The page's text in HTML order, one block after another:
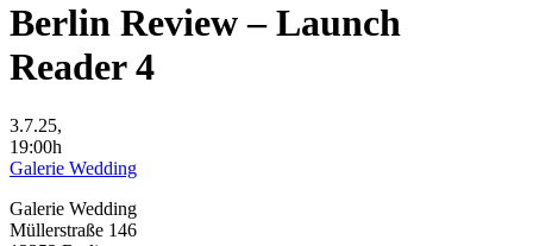
Berlin Review – Launch
Reader 4
3.7.25,
19:00h
Galerie Wedding
Galerie Wedding
Müllerstraße 146